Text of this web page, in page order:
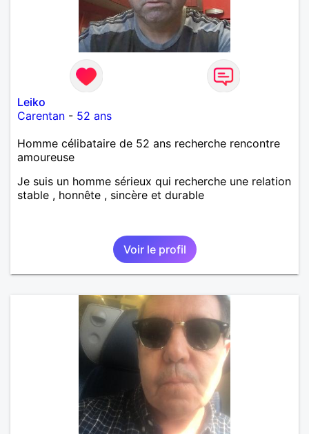
Leiko
Carentan - 52 ans
Homme célibataire de 52 ans recherche rencontre
amoureuse
Je suis un homme sérieux qui recherche une relation
stable , honnête , sincère et durable
Voir le profil